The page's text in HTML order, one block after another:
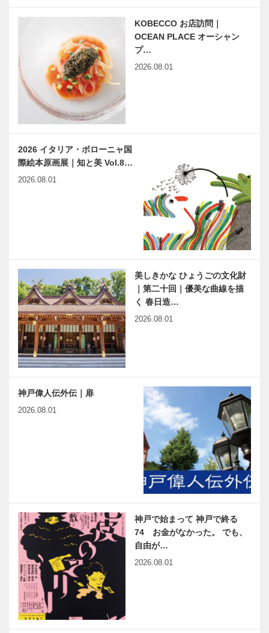
KOBECCO お店訪問｜
OCEAN PLACE オーシャン
プ…
2026.08.01
2026 イタリア・ボローニャ国
際絵本原画展｜知と美 Vol.8…
2026.08.01
美しきかな ひょうごの文化財
｜第二十回｜優美な曲線を描
く 春日造…
2026.08.01
神戸偉人伝外伝｜扉
2026.08.01
神戸で始まって 神戸で終る
74 お金がなかった。 でも、
自由が…
2026.08.01